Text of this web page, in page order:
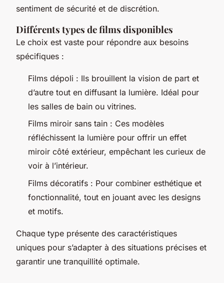
sentiment de sécurité et de discrétion.
Différents types de films disponibles
Le choix est vaste pour répondre aux besoins
spécifiques :
Films dépoli : Ils brouillent la vision de part et
d’autre tout en diffusant la lumière. Idéal pour
les salles de bain ou vitrines.
Films miroir sans tain : Ces modèles
réfléchissent la lumière pour offrir un effet
miroir côté extérieur, empêchant les curieux de
voir à l’intérieur.
Films décoratifs : Pour combiner esthétique et
fonctionnalité, tout en jouant avec les designs
et motifs.
Chaque type présente des caractéristiques
uniques pour s’adapter à des situations précises et
garantir une tranquillité optimale.